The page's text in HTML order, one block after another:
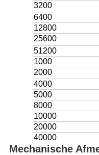
3200
6400
12800
25600
51200
1000
2000
4000
5000
8000
10000
20000
40000
Mechanische